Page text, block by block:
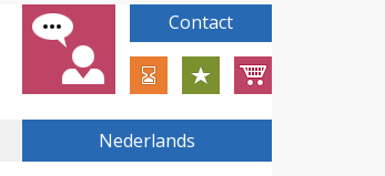
Nederlands
Contact